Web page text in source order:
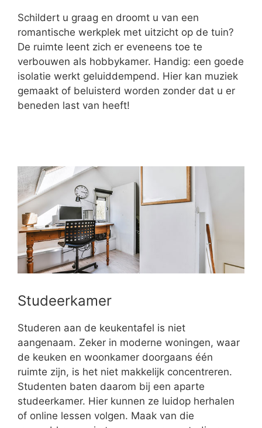
Schildert u graag en droomt u van een
romantische werkplek met uitzicht op de tuin?
De ruimte leent zich er eveneens toe te
verbouwen als hobbykamer. Handig: een goede
isolatie werkt geluiddempend. Hier kan muziek
gemaakt of beluisterd worden zonder dat u er
beneden last van heeft!
Studeerkamer
Studeren aan de keukentafel is niet
aangenaam. Zeker in moderne woningen, waar
de keuken en woonkamer doorgaans één
ruimte zijn, is het niet makkelijk concentreren.
Studenten baten daarom bij een aparte
studeerkamer. Hier kunnen ze luidop herhalen
of online lessen volgen. Maak van die